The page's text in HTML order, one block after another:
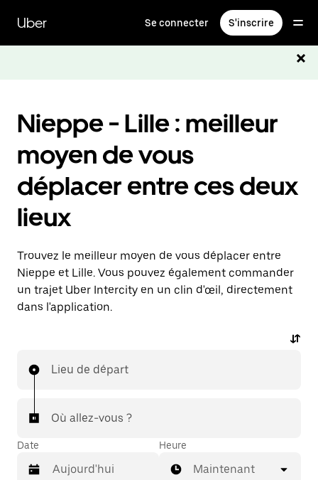
contenu
principal
Uber Se connecter S'inscrire
Nieppe - Lille : meilleur
moyen de vous
déplacer entre ces deux
lieux
Trouvez le meilleur moyen de vous déplacer entre
Nieppe et Lille. Vous pouvez également commander
un trajet Uber Intercity en un clin d'œil, directement
dans l'application.
Lieu de départ
Où allez-vous ?
Date Heure
Maintenant